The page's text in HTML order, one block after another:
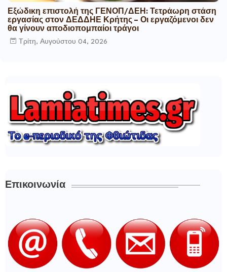
Εξώδικη επιστολή της ΓΕΝΟΠ/ΔΕΗ: Τετράωρη στάση
εργασίας στον ΔΕΔΔΗΕ Κρήτης – Οι εργαζόμενοι δεν
θα γίνουν αποδιοπομπαίοι τράγοι
Τρίτη, Αυγούστου 04, 2026
Επικοινωνία